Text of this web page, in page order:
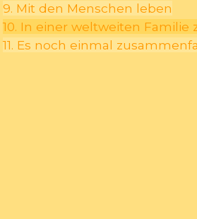
9. Mit den Menschen leben
10. In einer weltweiten Familie
11. Es noch einmal